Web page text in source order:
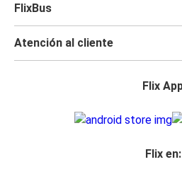
FlixBus
Atención al cliente
Flix
Flix en: